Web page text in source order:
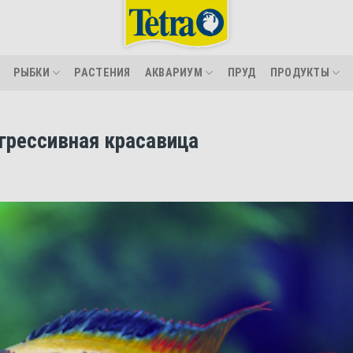
РЫБКИ РАСТЕНИЯ АКВАРИУМ ПРУД ПРОДУКТЫ
красавица